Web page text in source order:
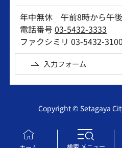
検索メニュー
年中無休 午前8時から午
電話番号03-5432-3333
ファクシミリ 03-5432-3100
入力フォーム
Copyright © Setagaya